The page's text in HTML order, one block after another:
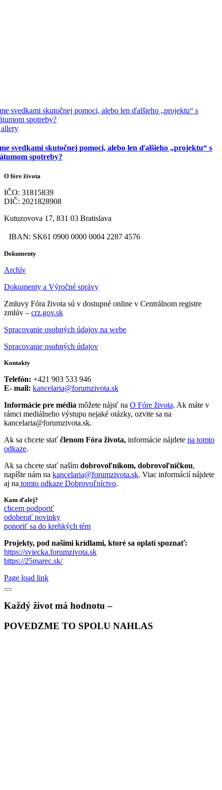
svedkami skutočnej pomoci, alebo len ďalšieho „projektu“ s
spotreby?
svedkami skutočnej pomoci, alebo len ďalšieho „projektu“ s
spotreby?
O fóre života
IČO: 31815839
DIČ: 2021828908
Kutuzovova 17, 831 03 Bratislava
IBAN: SK61 0900 0000 0004 2287 4576
Dokumenty
Archív
Dokumenty a Výročné správy
Zmluvy Fóra života sú v dostupné online v Centrálnom registre
zmlúv – crz.gov.sk
Spracovanie osobných údajov na webe
Spracovanie osobných údajov
Kontakty
Telefón: +421 903 533 946
E- mail: kancelaria@forumzivota.sk
Informácie pre média môžete nájsť na O Fóre života. Ak máte v
rámci mediálneho výstupu nejaké otázky, ozvite sa na
kancelaria@forumzivota.sk.
Ak sa chcete stať členom Fóra života, informácie nájdete na tomto
odkaze.
Ak sa chcete stať naším dobrovoľníkom, dobrovoľníčkou,
napíšte nám na kancelaria@forumzivota.sk. Viac informácií nájdete
aj na tomto odkaze Dobrovoľníctvo.
Kam ďalej?
chcem podporiť
odoberať novinky
ponoriť sa do krehkých tém
Projekty, pod našimi krídlami, ktoré sa oplatí spoznať:
https://sviecka.forumzivota.sk
https://25marec.sk/
Page load link
Každý život má hodnotu –
POVEDZME TO SPOLU NAHLAS